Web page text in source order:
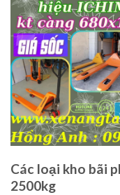
Các loại kho bãi
2500kg